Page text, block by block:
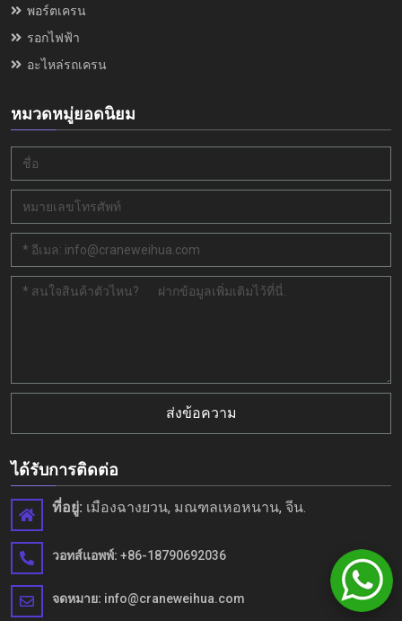
พอร์ตเครน
รอกไฟฟ้า
อะไหล่รถเครน
หมวดหมู่ยอดนิยม
ส่งข้อความ
ได้รับการติดต่อ
ที่อยู่: เมืองฉางยวน, มณฑลเหอหนาน, จีน.
วอทส์แอพพ์: +86-18790692036
จดหมาย: info@craneweihua.com